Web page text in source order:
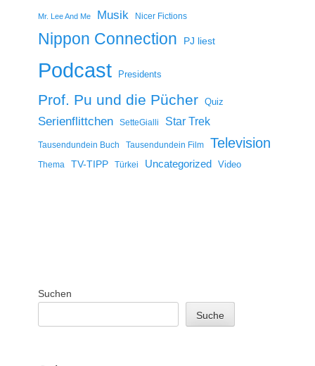
Mr. Lee And Me Musik Nicer Fictions
Nippon Connection PJ liest
Podcast Presidents
Prof. Pu und die Pücher Quiz
Serienflittchen SetteGialli Star Trek
Tausendundein Buch Tausendundein Film Television
Thema TV-TIPP Türkei Uncategorized Video
Suchen
Suche